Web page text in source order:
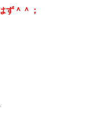
ず＾＾；